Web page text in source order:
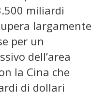
miliardi
largamente
per un
dell’area
la Cina che
di dollari